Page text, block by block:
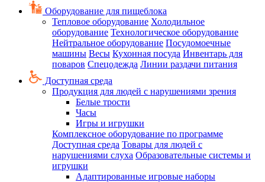
Оборудование для пищеблока
Тепловое оборудование Холодильное
оборудование Технологическое оборудование
Нейтральное оборудование Посудомоечные
машины Весы Кухонная посуда Инвентарь для
поваров Спецодежда Линии раздачи питания
Доступная среда
Продукция для людей с нарушениями зрения
Белые трости
Часы
Игры и игрушки
Комплексное оборудование по программе
Доступная среда Товары для людей с
нарушениями слуха Образовательные системы и
игрушки
Адаптированные игровые наборы